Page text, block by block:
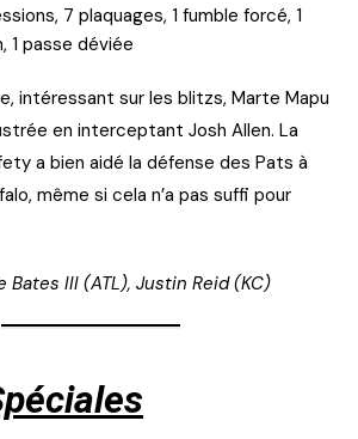
7 plaquages, 1 fumble forcé, 1
1 passe déviée
intéressant sur les blitzs, Marte Mapu
en interceptant Josh Allen. La
a bien aidé la défense des Pats à
même si cela n’a pas suffi pour
Bates III (ATL), Justin Reid (KC)